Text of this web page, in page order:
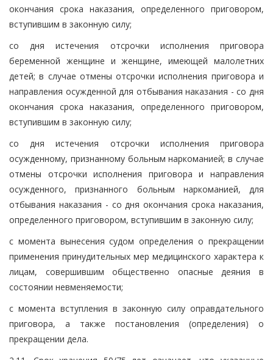
окончания срока наказания, определенного приговором,
вступившим в законную силу;
со дня истечения отсрочки исполнения приговора
беременной женщине и женщине, имеющей малолетних
детей; в случае отмены отсрочки исполнения приговора и
направления осужденной для отбывания наказания - со дня
окончания срока наказания, определенного приговором,
вступившим в законную силу;
со дня истечения отсрочки исполнения приговора
осужденному, признанному больным наркоманией; в случае
отмены отсрочки исполнения приговора и направления
осужденного, признанного больным наркоманией, для
отбывания наказания - со дня окончания срока наказания,
определенного приговором, вступившим в законную силу;
с момента вынесения судом определения о прекращении
применения принудительных мер медицинского характера к
лицам, совершившим общественно опасные деяния в
состоянии невменяемости;
с момента вступления в законную силу оправдательного
приговора, а также постановления (определения) о
прекращении дела.